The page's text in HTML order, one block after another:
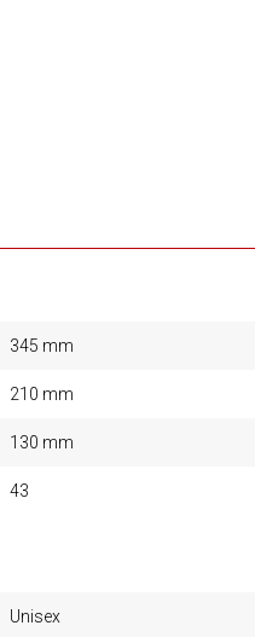
345 mm
210 mm
130 mm
43
Unisex